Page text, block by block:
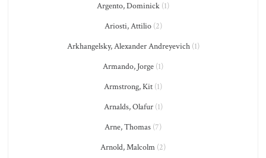
Argento, Dominick (1)
Ariosti, Attilio(2)
Arkhangelsky, Alexander Andreyevich(1)
Armando, Jorge (1)
Armstrong, Kit (1)
Arnalds, Olafur(1)
Arne, Thomas (7)
Arnold, Malcolm (2)